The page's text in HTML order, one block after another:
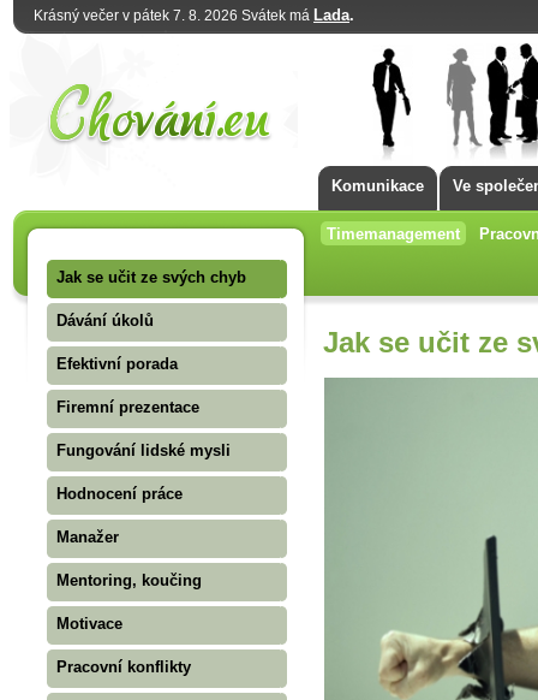
Krásný večer v pátek 7. 8. 2026 Svátek má Lada.
Komunikace Ve
Timemanagement
Jak se učit ze svých chyb
Dávání úkolů
Efektivní porada
Firemní prezentace
Fungování lidské mysli
Hodnocení práce
Manažer
Mentoring, koučing
Motivace
Pracovní konflikty
Jak se učit ze